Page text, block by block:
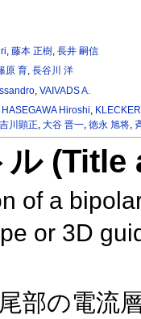
,藤本 正樹,長井 嗣信
原 育,長谷川 洋
,VAIVADS A.
HASEGAWA Hiroshi
吉川顕正 大谷 晋一, 徳永 旭将,
ル
of a
or 3D
部の電流